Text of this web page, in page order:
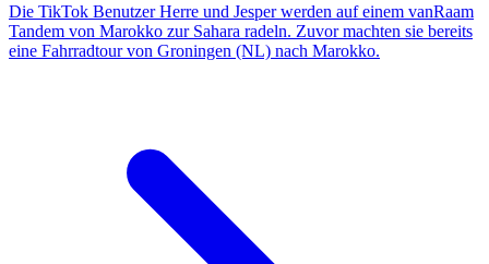
Die TikTok Benutzer Herre und Jesper werden auf einem vanRaam
Tandem von Marokko zur Sahara radeln. Zuvor machten sie bereits
eine Fahrradtour von Groningen (NL) nach Marokko.